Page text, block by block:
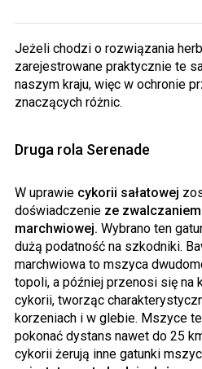
Jeżeli chodzi o rozwiązania
zarejestrowane praktycznie te
naszym kraju, więc w ochronie
znaczących różnic.
Druga rola Serenade
W uprawie cykorii sałatowej
doświadczenie ze
marchwiowej. Wybrano ten
dużą podatność na szkodniki.
marchwiowa to mszyca
topoli, a później przenosi się na
cykorii, tworząc
korzeniach i w glebie. Mszyce
pokonać dystans nawet do 25
cykorii żerują inne gatunki